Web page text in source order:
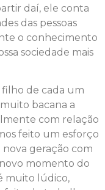
daí, ele conta
das pessoas
o conhecimento
sociedade mais
filho de cada um
bacana a
com relação
feito um esforço
geração com
momento do
muito lúdico,